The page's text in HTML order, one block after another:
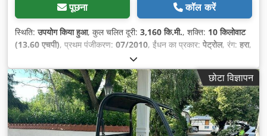
पूछना कॉल करें
स्थिति:उपयोग किया हुआ, कुल चलित दूरी: 3,160 कि.मी., शक्ति: 10 किलोवाट
(13.60 एचपी), प्रथम पंजीकरण: 07/2010, ईंधन का प्रकार: पेट्रोल, रंग: हरा,
अन्य, सीटों की संख्या:
3,160 h,
छोटा विज्ञापन